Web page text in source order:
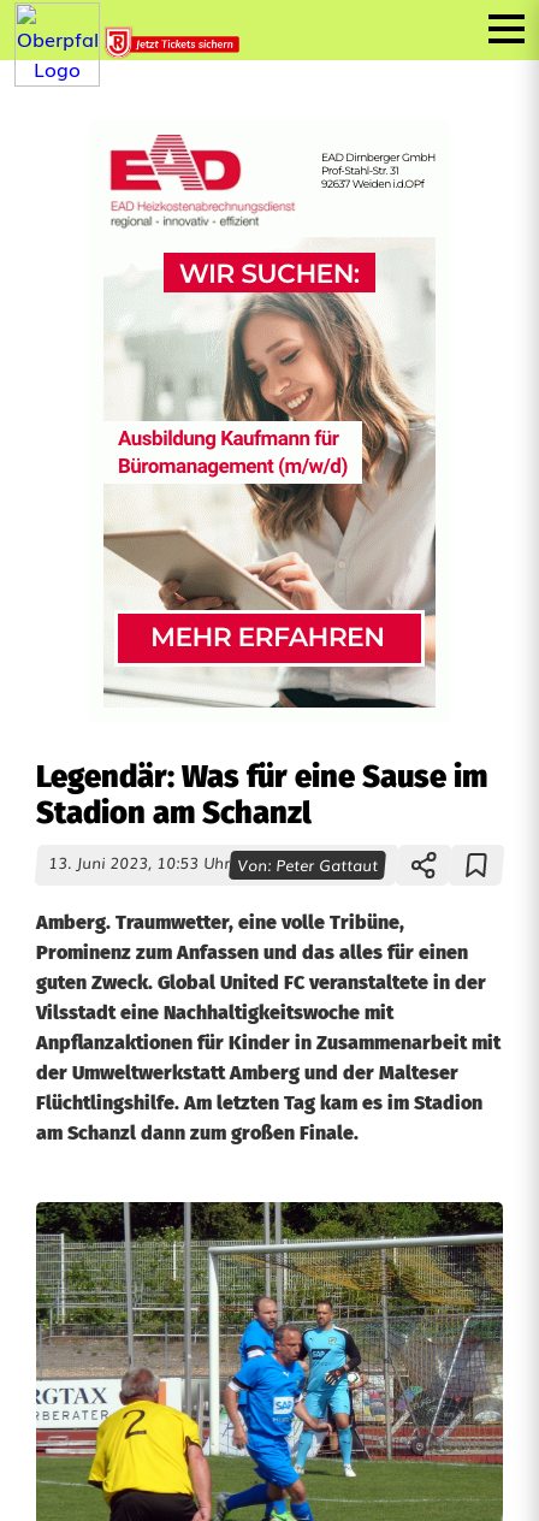
Legendär: Was für eine Sause im
Stadion am Schanzl
13. Juni 2023, 10:53 Uhr Von: Peter Gattaut
Amberg. Traumwetter, eine volle Tribüne,
Prominenz zum Anfassen und das alles für einen
guten Zweck. Global United FC veranstaltete in der
Vilsstadt eine Nachhaltigkeitswoche mit
Anpflanzaktionen für Kinder in Zusammenarbeit mit
der Umweltwerkstatt Amberg und der Malteser
Flüchtlingshilfe. Am letzten Tag kam es im Stadion
am Schanzl dann zum großen Finale.
L
e
g
e
n
d
ä